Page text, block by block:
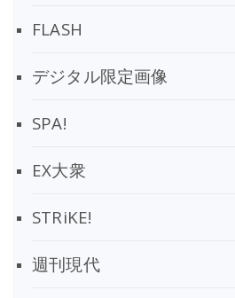
FLASH
デジタル限定画像
SPA!
EX大衆
STRiKE!
週刊現代